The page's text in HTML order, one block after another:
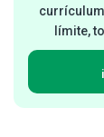
límite,